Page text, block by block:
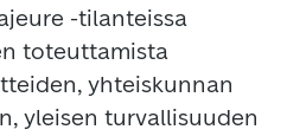
-tilanteissa
toteuttamista
yhteiskunnan
yleisen turvallisuuden